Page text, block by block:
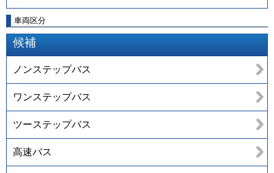
車両区分
候補
ノンステップバス
ワンステップバス
ツーステップバス
高速バス